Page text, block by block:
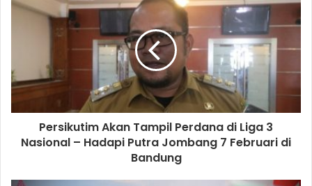
Persikutim Akan Tampil Perdana di Liga 3
Nasional – Hadapi Putra Jombang 7 Februari di
Bandung